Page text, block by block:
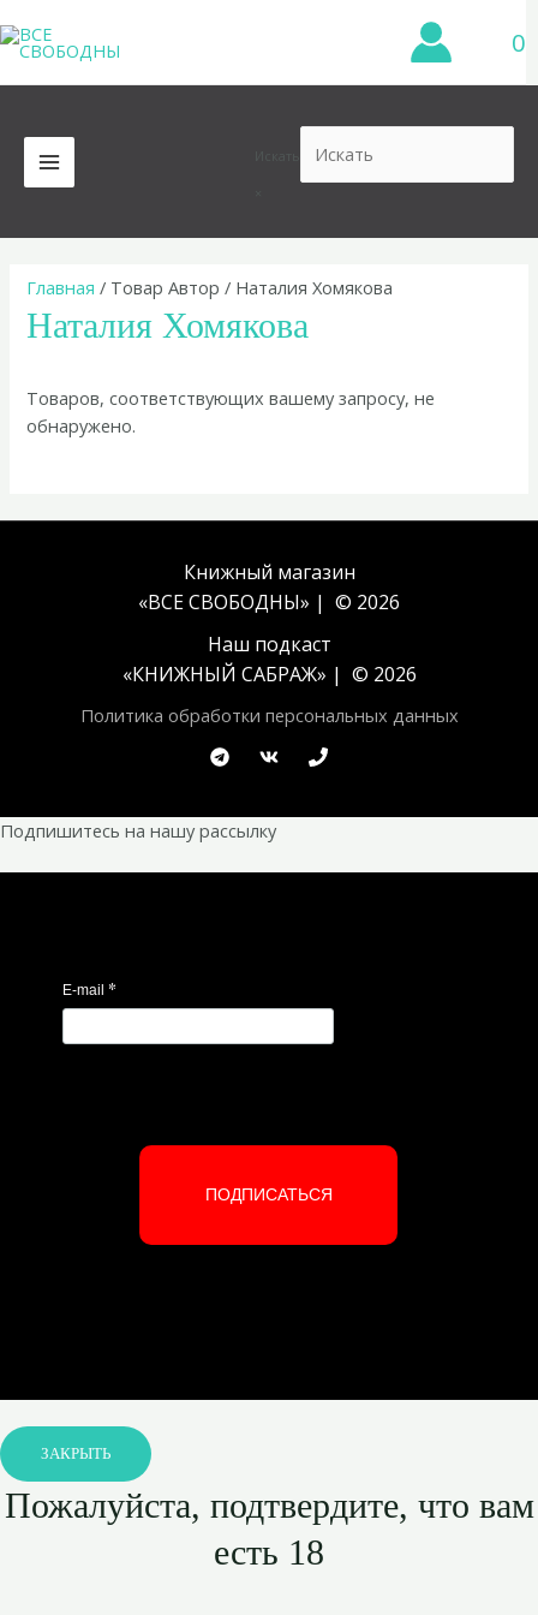
к
содержимому
0
MAIN
MENU
Главная / Товар Автор / Наталия Хомякова
Наталия Хомякова
Товаров, соответствующих вашему запросу, не
обнаружено.
Книжный магазин
«ВСЕ СВОБОДНЫ» | © 2026
Наш подкаст
«КНИЖНЫЙ САБРАЖ» | © 2026
Политика обработки персональных данных
Подпишитесь на нашу рассылку
E-mail *
ПОДПИСАТЬСЯ
ЗАКРЫТЬ
Пожалуйста, подтвердите, что вам
есть 18